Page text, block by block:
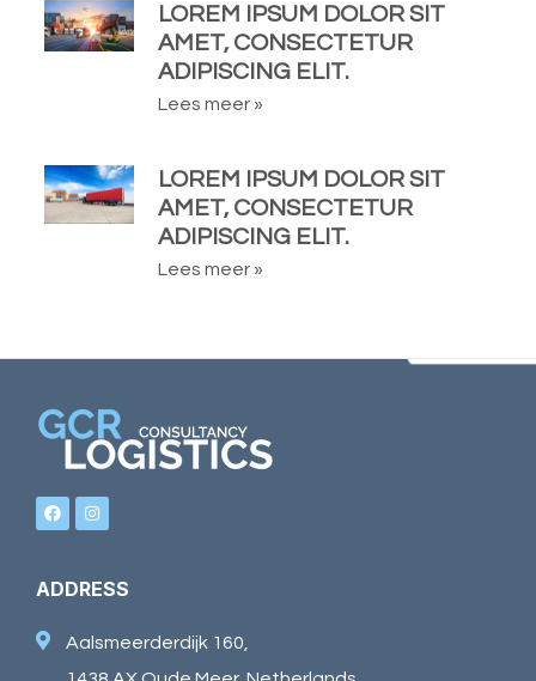
LOREM IPSUM DOLOR SIT
AMET, CONSECTETUR
ADIPISCING ELIT.
Lees meer »
LOREM IPSUM DOLOR SIT
AMET, CONSECTETUR
ADIPISCING ELIT.
Lees meer »
ADDRESS
Aalsmeerderdijk 160,